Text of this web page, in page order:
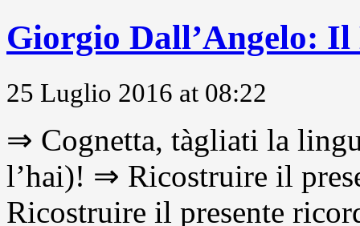
Giorgio Dall’Angelo:
25 Luglio 2016 at 08:22
⇒ Cognetta, tàgliati la
l’hai)! ⇒ Ricostruire il
Ricostruire il presente